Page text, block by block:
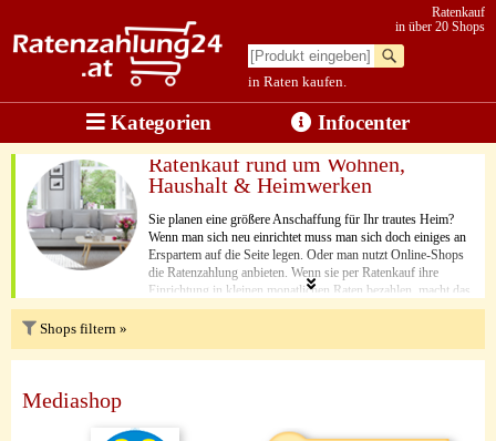
in Raten kaufen.
Ratenkauf
in über 20 Shops
Kategorien
Infocenter
Ratenkauf rund um Wohnen,
Haushalt & Heimwerken
Sie planen eine größere Anschaffung für Ihr trautes Heim?
Wenn man sich neu einrichtet muss man sich doch einiges an
Erspartem auf die Seite legen. Oder man nutzt Online-Shops
die Ratenzahlung anbieten. Wenn sie per Ratenkauf ihre
Einrichtung in kleinen monatlichen Raten bezahlen, macht das
doch vieles einfacher. Dann finden Sie hier einige Shops, in
Shops filtern »
Mediashop